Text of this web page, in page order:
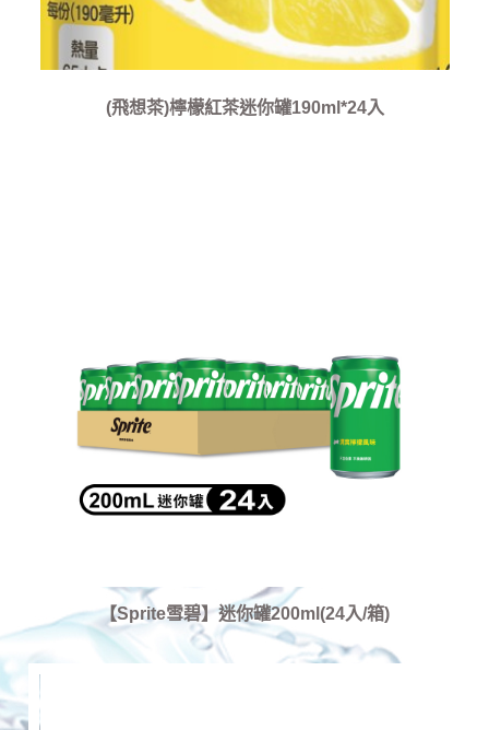
(飛想茶)檸檬紅茶迷你罐190ml*24入
【Sprite雪碧】迷你罐200ml(24入/箱)